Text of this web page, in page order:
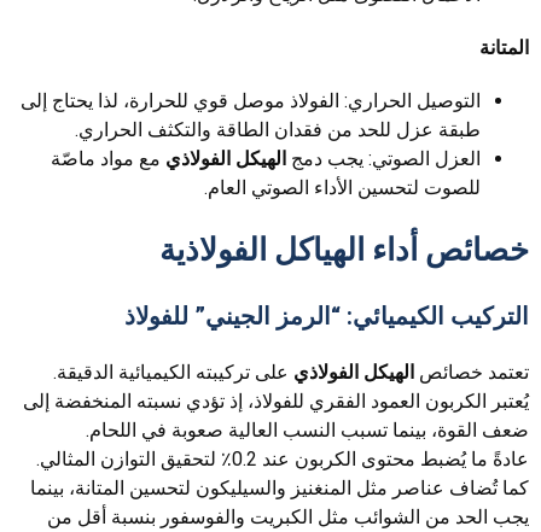
المتانة
التوصيل الحراري: الفولاذ موصل قوي للحرارة، لذا يحتاج إلى
طبقة عزل للحد من فقدان الطاقة والتكثف الحراري.
العزل الصوتي: يجب دمج الهيكل الفولاذي مع مواد ماصّة
للصوت لتحسين الأداء الصوتي العام.
خصائص أداء الهياكل الفولاذية
التركيب الكيميائي: “الرمز الجيني” للفولاذ
تعتمد خصائص الهيكل الفولاذي على تركيبته الكيميائية الدقيقة.
يُعتبر الكربون العمود الفقري للفولاذ، إذ تؤدي نسبته المنخفضة إلى
ضعف القوة، بينما تسبب النسب العالية صعوبة في اللحام.
عادةً ما يُضبط محتوى الكربون عند 0.2٪ لتحقيق التوازن المثالي.
كما تُضاف عناصر مثل المنغنيز والسيليكون لتحسين المتانة، بينما
يجب الحد من الشوائب مثل الكبريت والفوسفور بنسبة أقل من